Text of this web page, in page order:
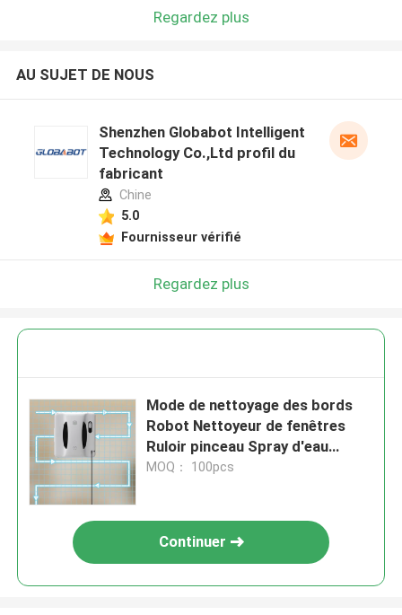
Regardez plus
AU SUJET DE NOUS
Shenzhen Globabot Intelligent
Technology Co.,Ltd profil du
fabricant
Chine
5.0
Fournisseur vérifié
Regardez plus
Mode de nettoyage des bords
Robot Nettoyeur de fenêtres
Ruloir pinceau Spray d'eau
Capacité du réservoir d'eau 50
MOQ： 100pcs
Continuer